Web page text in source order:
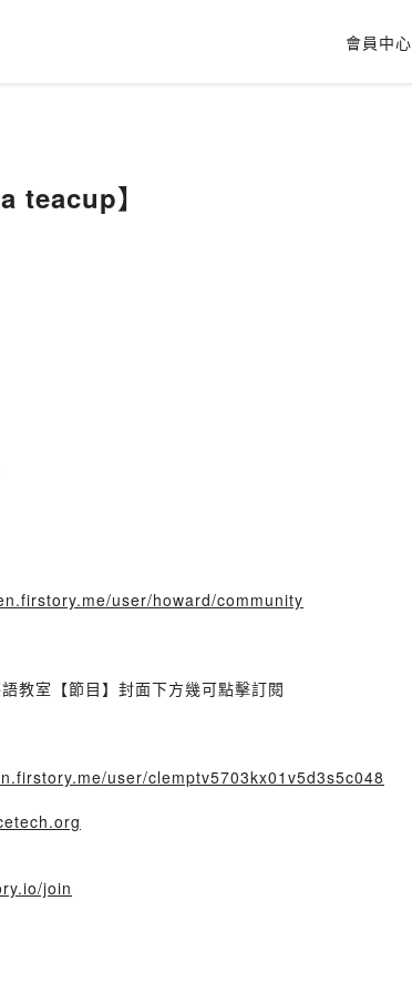
會員中心
teacup】
user/howard/community
教室【節目】封面下方幾可點擊訂閱
user/clemptv5703kx01v5d3s5c048
join